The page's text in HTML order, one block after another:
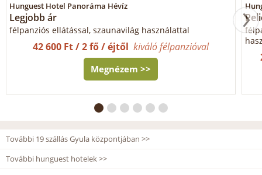
Hunguest Hotel Panoráma Hévíz
Legjobb ár
félpanziós ellátással, szaunavilág használattal
42 600 Ft / 2 fő / éjtőlkiváló félpanzióval
Megnézem >>
További 19 szállás Gyula központjában >>
További hunguest hotelek >>